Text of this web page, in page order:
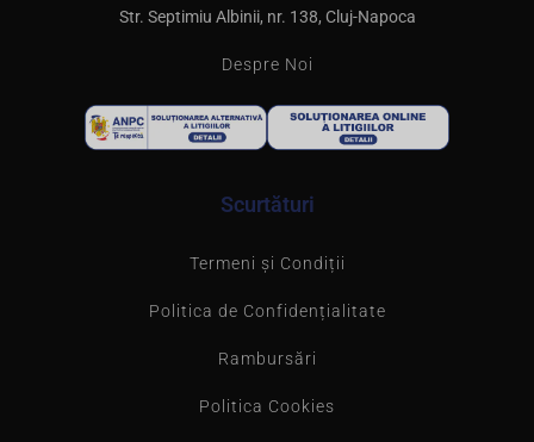
Str. Septimiu Albinii, nr. 138, Cluj-Napoca
Despre Noi
Scurtături
Termeni și Condiții
Politica de Confidențialitate
Rambursări
Politica Cookies